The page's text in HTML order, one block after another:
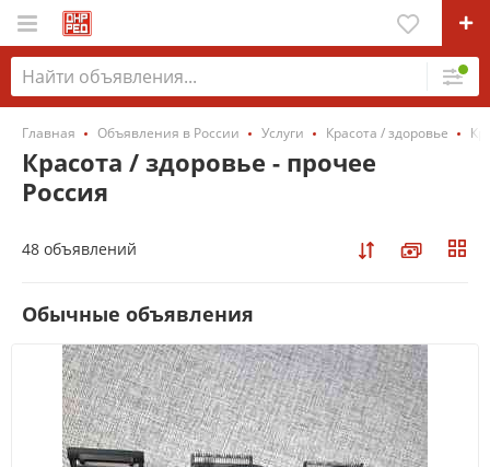
Главная Объявления в России Услуги Красота / здоровье
Красота / здоровье - прочее
Россия
48 объявлений
Обычные объявления